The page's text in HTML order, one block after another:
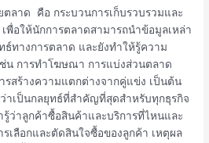
ลาด คือ กระบวนการเก็บรวบรวมและ
พื่อให้นักการตลาดสามารถนำข้อมูลเหล่า
ธ์ทางการตลาด และยังทำให้รู้ความ
ช่น การทำโฆษณา การแบ่งส่วนตลาด
รสร้างความแตกต่างจากคู่แข่ง เป็นต้น
าเป็นกลยุทธ์ที่สำคัญที่สุดสำหรับทุกธุรกิจ
รู้ว่าลูกค้าซื้อสินค้าและบริการที่ไหนและ
เลือกและตัดสินใจซื้อของลูกค้า เหตุผล